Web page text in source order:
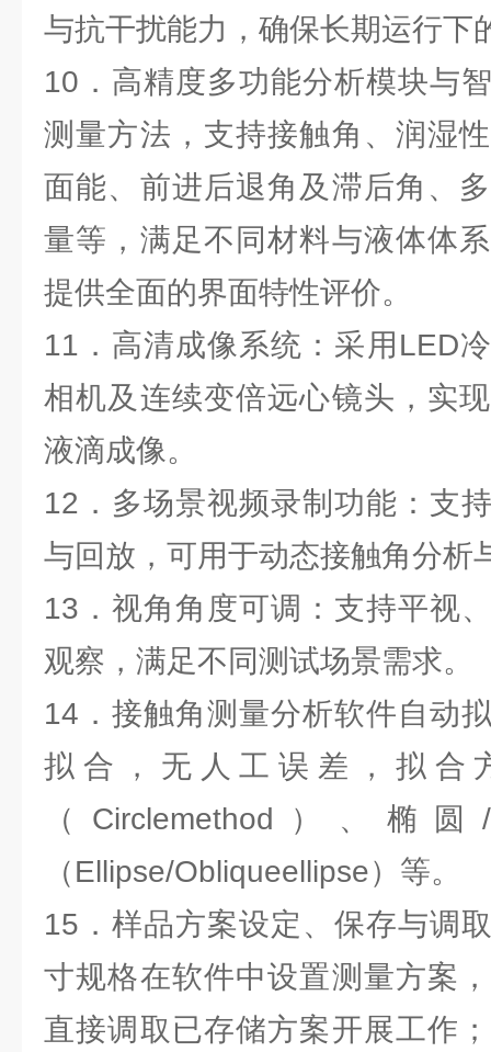
与抗干扰能力，确保长期运行下
10．高精度多功能分析模块与
测量方法，支持接触角、润湿
面能、前进后退角及滞后角、
量等，满足不同材料与液体体
提供全面的界面特性评价。
11．高清成像系统：采用LED
相机及连续变倍远心镜头，实
液滴成像。
12．多场景视频录制功能：支
与回放，可用于动态接触角分析
13．视角角度可调：支持平视
观察，满足不同测试场景需求。
14．接触角测量分析软件自动
拟合，无人工误差，拟合
（Circlemethod）、椭
（Ellipse/Obliqueellipse）等。
15．样品方案设定、保存与调
寸规格在软件中设置测量方案
直接调取已存储方案开展工作